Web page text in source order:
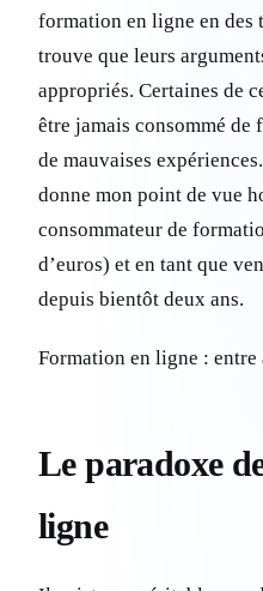
formation en ligne en des
trouve que leurs
appropriés. Certaines de
être jamais consommé de
de mauvaises
donne mon point de vue
consommateur de
d’euros) et en tant que
depuis bientôt deux ans.
Formation en ligne :
Le paradoxe
ligne